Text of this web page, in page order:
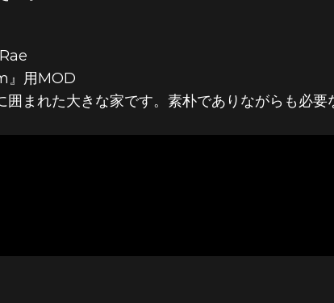
SKYRIM
』用MOD
まれた大きな家です。素朴でありながらも必